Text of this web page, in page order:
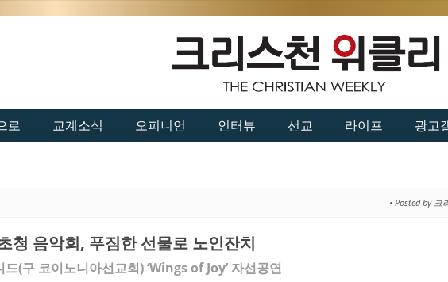
로 교계소식 오피니언 인터뷰 선교 라이프 광고
• Posted by 크
청 음악회, 푸짐한 선물로 노인잔치
(구 코이노니아선교회) ‘Wings of Joy’ 자선공연